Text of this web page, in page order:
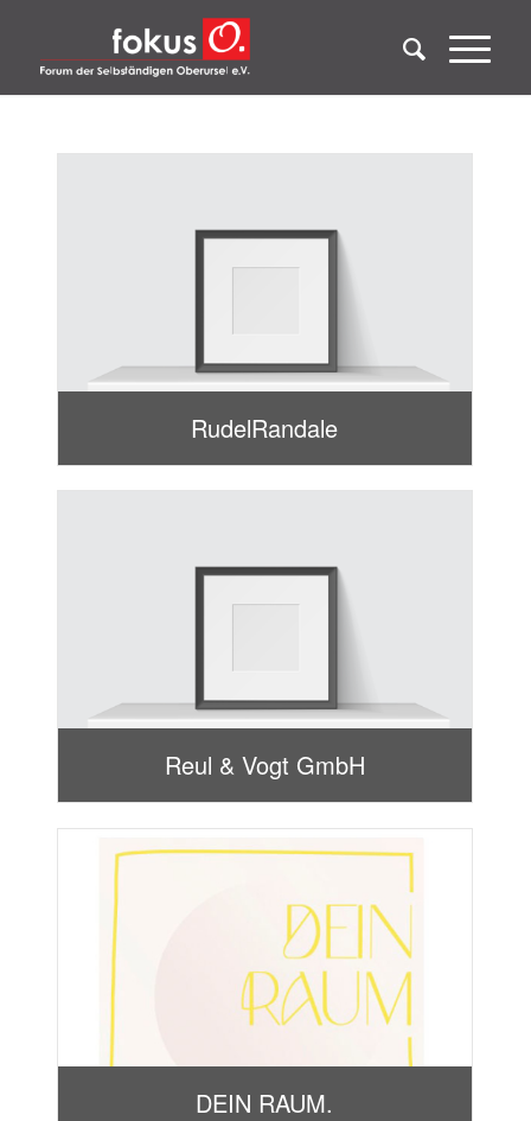
RudelRandale
Reul & Vogt GmbH
DEIN RAUM.